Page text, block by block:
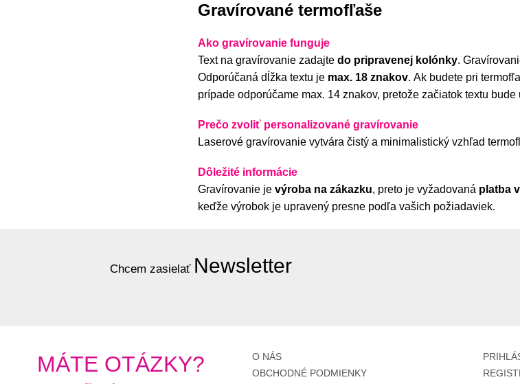
najnovšie
abecedne A-Z
abecedne Z-A
od najlacnejšie
Gravírované termofľaše
Ako gravírovanie funguje
Text na gravírovanie zadajte do pripravenej kolónky.
Odporúčaná dĺžka textu je max. 18 znakov. Ak budete pri
prípade odporúčame max. 14 znakov, pretože začiatok textu
Prečo zvoliť personalizované gravírovanie
Laserové gravírovanie vytvára čistý a minimalistický vzhľad
Dôležité informácie
Gravírovanie je výroba na zákazku, preto je vyžadovaná platba
keďže výrobok je upravený presne podľa vašich požiadaviek.
Chcem zasielať Newsletter
MÁTE OTÁZKY?
O NÁS
OBCHODNÉ PODMIENKY